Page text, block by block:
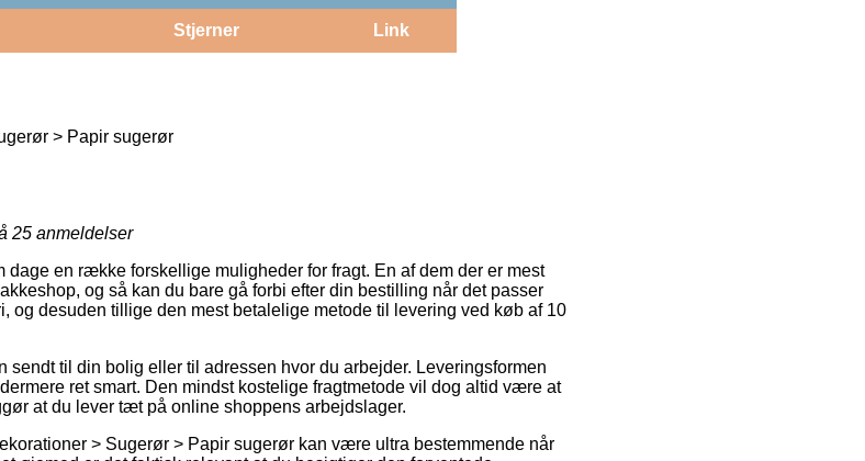
Stjerner Link
> Papir sugerør
25 anmeldelser
en række forskellige muligheder for fragt. En af dem der er mest
og så kan du bare gå forbi efter din bestilling når det passer
og desuden tillige den mest betalelige metode til levering ved køb af 10
sendt til din bolig eller til adressen hvor du arbejder. Leveringsformen
ret smart. Den mindst kostelige fragtmetode vil dog altid være at
at du lever tæt på online shoppens arbejdslager.
> Sugerør > Papir sugerør kan være ultra bestemmende når